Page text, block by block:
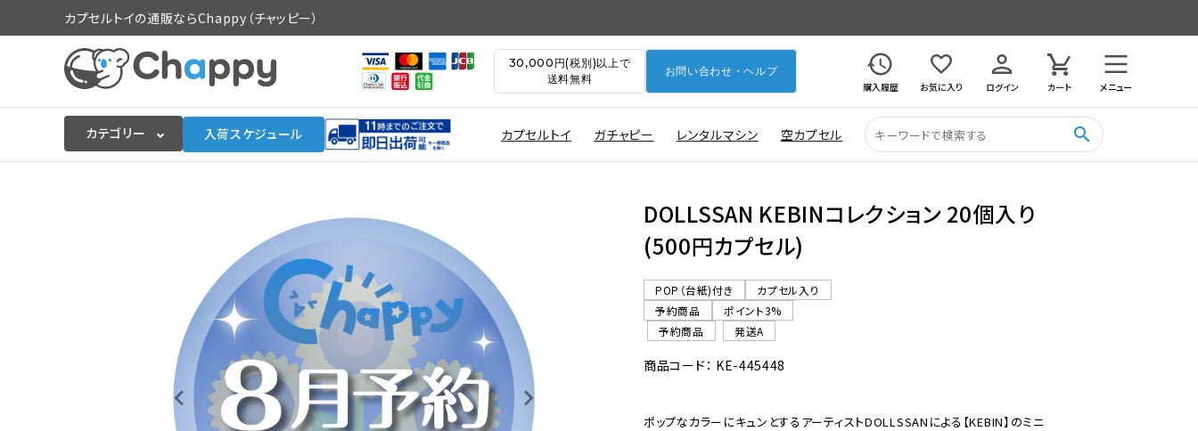
カプセルトイの通販ならChappy（チャッピー）
30,000円(税別)以上で
送料無料
お問い合わせ・ヘルプ
購入履歴
お気に入り ログイン カート メニュー
カテゴリー 入荷スケジュール カプセルトイ ガチャピー レンタルマシン 空カプセル search
DOLLSSAN KEBINコレクション 20個入り
(500円カプセル)
POP（台紙)付き
カプセル入り
予約商品
ポイント3%
予約商品
発送A
商品コード： KE-445448
ポップなカラーにキュンとするアーティストDOLLSSANによる【KEBIN】のミニ